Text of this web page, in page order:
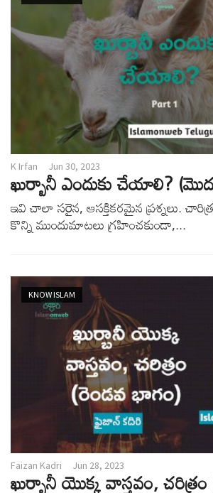
K Irfan Jun 30, 2023
ఖుర్బానీ ఎందుకు చేయాలి?
ఇవి చాలా సరైన, ఆసక్తికరమైన ప్రశ్నలు.
కొన్ని ముందుమాటలు గ్రహించకుండా,...
KNOW ISLAM
Faizan Kadri Jun 28, 2023
ఖుర్బానీ యొక్క వాస్తవం,